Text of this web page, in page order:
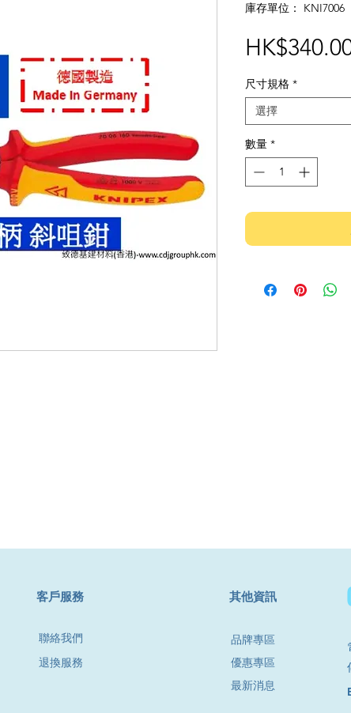
庫存單位： KNI7006
尺寸規格 *
選擇
數量 *
​客戶服務
聯絡我們
退換服務
其他資訊
品牌專區
優惠專區
最新消息